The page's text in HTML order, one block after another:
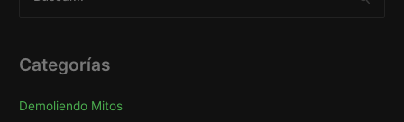
c
r
Categorías
Demoliendo Mitos